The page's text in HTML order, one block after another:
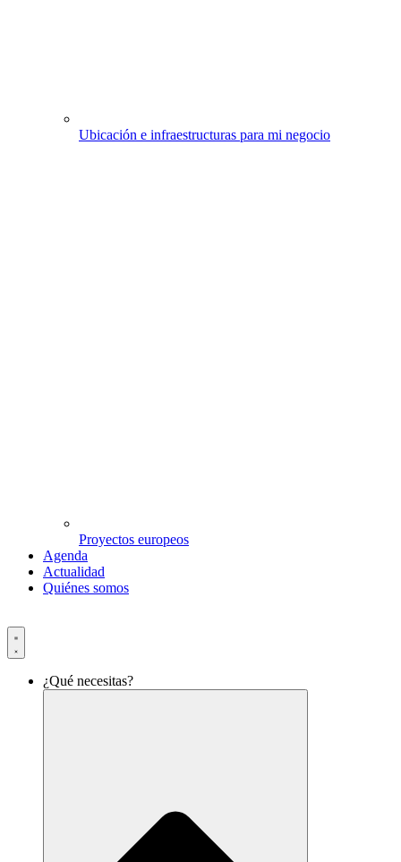
Ubicación e infraestructuras para mi negocio
Proyectos europeos
Agenda
Actualidad
Quiénes somos
¿Qué necesitas?